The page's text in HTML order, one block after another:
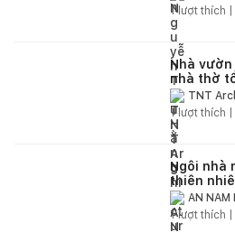
1lượt thích |
Nhà
nhà thờ
lại không
TNT
1lượt thích |
Ngôi nhà
thiên
của cuộc
AN NAM
1lượt thích |